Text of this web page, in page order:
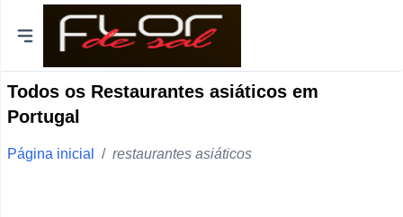
Cidades
Todos os Restaurantes asiáticos em
Portugal
Página inicial / restaurantes asiáticos